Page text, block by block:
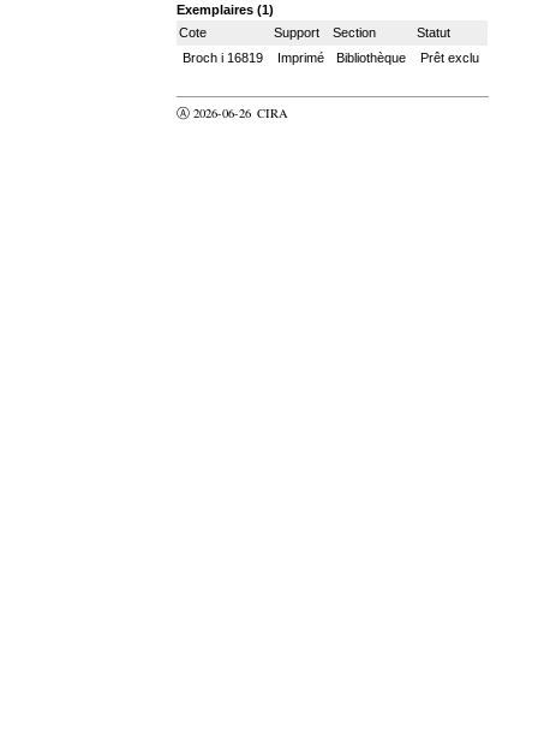
Exemplaires (1)
Cote
Support Section
Statut
Broch i 16819
Imprimé Bibliothèque Prêt exclu
Ⓐ 2026-06-26 CIRA